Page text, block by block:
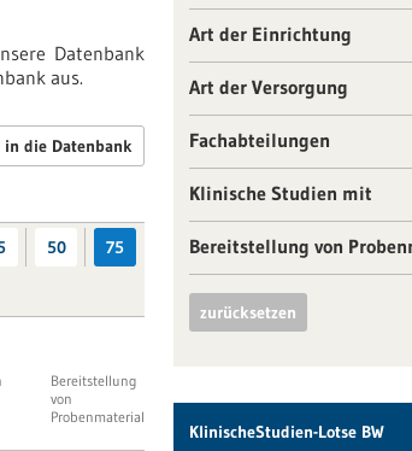
Datenbank
aus.
die Datenbank
50 75
Bereitstellung
von
Probenmaterial
Art der Einrichtung
Art der Versorgung
Fachabteilungen
Klinische Studien mit
Bereitstellung von
zurücksetzen
KlinischeStudien-Lotse BW